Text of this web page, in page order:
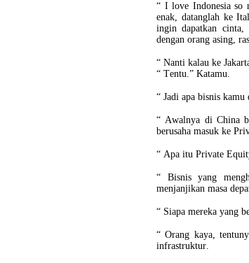
“ I love Indonesia so
enak, datanglah ke
ingin dapatkan cinta,
dengan orang asing,
“ Nanti kalau ke
“ Tentu.” Katamu.
“ Jadi apa bisnis
“ Awalnya di China
berusaha masuk ke
“ Apa itu Private
“ Bisnis yang
menjanjikan masa
“ Siapa mereka yang
“ Orang kaya,
infrastruktur.